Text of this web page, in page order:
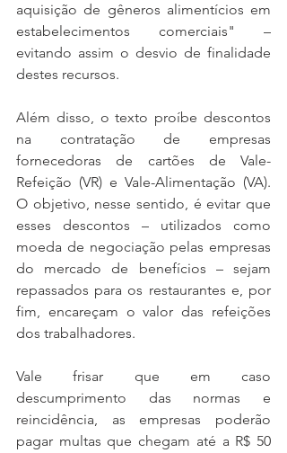
aquisição de gêneros alimentícios em
estabelecimentos comerciais" –
evitando assim o desvio de finalidade
destes recursos.
Além disso, o texto proíbe descontos
na contratação de empresas
fornecedoras de cartões de Vale-
Refeição (VR) e Vale-Alimentação (VA).
O objetivo, nesse sentido, é evitar que
esses descontos – utilizados como
moeda de negociação pelas empresas
do mercado de benefícios – sejam
repassados para os restaurantes e, por
fim, encareçam o valor das refeições
dos trabalhadores.
Vale frisar que em caso
descumprimento das normas e
reincidência, as empresas poderão
pagar multas que chegam até a R$ 50